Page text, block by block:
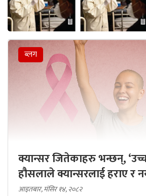
ब्लग
क्यान्सर जितेकाहरु भन्छन्,
हौसलाले क्यान्सरलाई हराए र
आइतबार, मंसिर १४, २०८२